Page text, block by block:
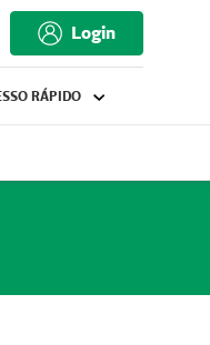
Login
RÁPIDO